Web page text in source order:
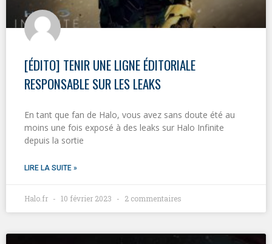
[ÉDITO] TENIR UNE LIGNE ÉDITORIALE
RESPONSABLE SUR LES LEAKS
En tant que fan de Halo, vous avez sans doute été au
moins une fois exposé à des leaks sur Halo Infinite
depuis la sortie
LIRE LA SUITE »
Halo.fr 10 février 2023 2 commentaires